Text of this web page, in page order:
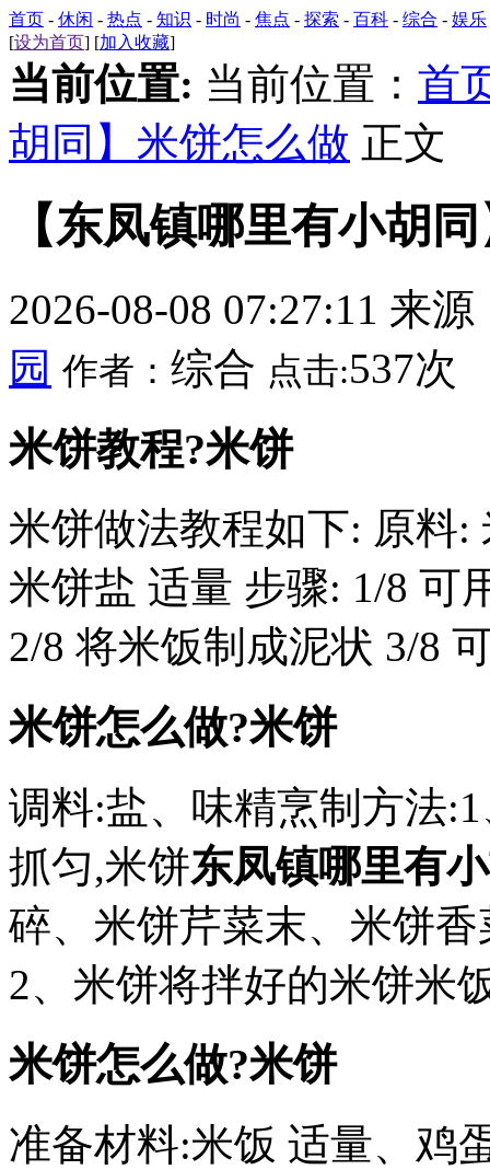
首页 - 休闲 - 热点 - 知识 - 时尚 - 焦点 - 探索 - 百科 - 综合 - 娱乐
[设为首页] [加入收藏]
当前位置: 当前位置： 首
胡同】米饼怎么做 正文
【东凤镇哪里有小胡
2026-08-08 07:27:11 来源
园 作者： 综合 点击:537次
米饼教程?米饼
米饼做法教程如下: 原料:
米饼盐 适量 步骤: 1/8
2/8 将米饭制成泥状 3/8
米饼怎么做?米饼
调料:盐、味精烹制方法
抓匀,米饼东凤镇哪里有
碎、米饼芹菜末、米饼
2、米饼将拌好的米饼米
米饼怎么做?米饼
准备材料:米饭 适量、鸡